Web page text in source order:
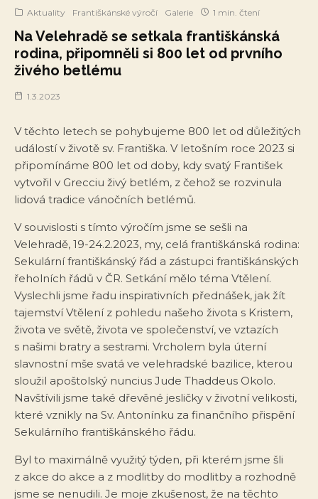
Aktuality Františkánské výročí Galerie 1 min. čtení
Na Velehradě se setkala františkánská
rodina, připomněli si 800 let od prvního
živého betlému
1.3.2023
V těchto letech se pohybujeme 800 let od důležitých
událostí v životě sv. Františka. V letošním roce 2023 si
připomínáme 800 let od doby, kdy svatý František
vytvořil v Grecciu živý betlém, z čehož se rozvinula
lidová tradice vánočních betlémů.
V souvislosti s tímto výročím jsme se sešli na
Velehradě, 19-24.2.2023, my, celá františkánská rodina:
Sekulární františkánský řád a zástupci františkánských
řeholních řádů v ČR. Setkání mělo téma Vtělení.
Vyslechli jsme řadu inspirativních přednášek, jak žít
tajemství Vtělení z pohledu našeho života s Kristem,
života ve světě, života ve společenství, ve vztazích
s našimi bratry a sestrami. Vrcholem byla úterní
slavnostní mše svatá ve velehradské bazilice, kterou
sloužil apoštolský nuncius Jude Thaddeus Okolo.
Navštívili jsme také dřevěné jesličky v životní velikosti,
které vznikly na Sv. Antonínku za finančního přispění
Sekulárního františkánského řádu.
Byl to maximálně využitý týden, při kterém jsme šli
z akce do akce a z modlitby do modlitby a rozhodně
jsme se nenudili. Je moje zkušenost, že na těchto